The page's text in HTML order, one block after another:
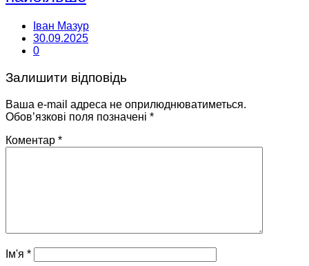
Іван Мазур
30.09.2025
0
Залишити відповідь
Ваша e-mail адреса не оприлюднюватиметься.
Обов’язкові поля позначені *
Коментар *
Ім'я *